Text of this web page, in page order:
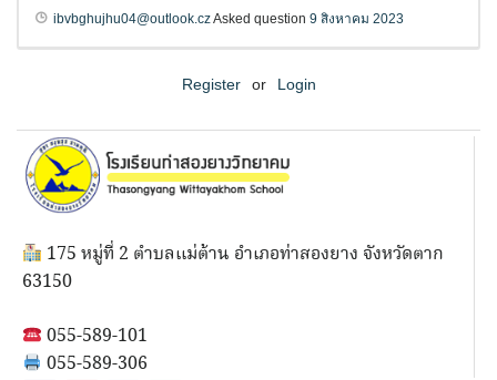
ibvbghujhu04@outlook.czAsked question 9 สิงหาคม 2023
Register or Login
175 หมู่ที่ 2 ตำบลแม่ต้าน อำเภอท่าสองยาง จังหวัดตาก
63150
055-589-101
055-589-306